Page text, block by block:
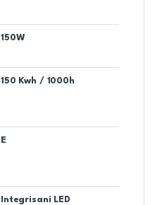
150W
150 Kwh / 1000h
E
Integrisani LED